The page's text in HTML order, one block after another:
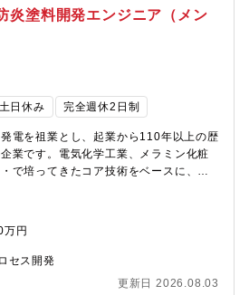
す。塗料を開発・販売するだけでな
し顧客に納品することも想定していま
計、量産に向けたプロセス開発にとど
ッテリーの損傷や充電中のトラブルに
とが安全性確保において非常に重要で
に関わる重要な製品になります。・EV
の創出を達成する一員となり、世界ト
応することができます。【大垣市の魅
、どちらの楽しみ方もできることから
となっており、住みよさランキングで
事業場を置く岐阜県大垣市は自然豊
い土地です。・物価も安く、生活しや
件の家賃では、名古屋市全区の平均値
炎塗料開発エンジニア（メン
土日休み 完全週休2日制
発電を祖業とし、起業から110年以上の歴
業です。電気化学工業、メラミン化粧
で培ってきたコア技術をベースに、時
基板や、自動車の環境対応を支えるセ
ップクラスの企業から選ばれる企業に
発型企業」です。特に半導体パッケー
の需要拡大に伴い、今後の事業拡大が
界中の主要企業から高く評価されてい
円
セス開発
更新日 2026.08.03